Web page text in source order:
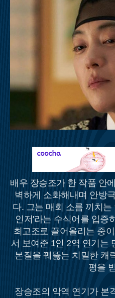
배우 장승조가 한 작품 안
벽하게 소화해내며 안방
다. 그는 매회 소름 끼치는
인저'라는 수식어를 입증
최고조로 끌어올리는 중
서 보여준 1인 2역 연기는
본질을 꿰뚫는 치밀한 캐
평을
장승조의 악역 연기가 본